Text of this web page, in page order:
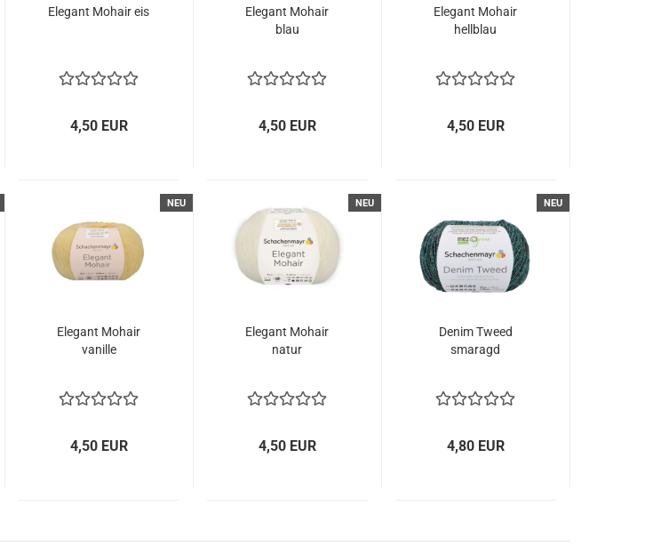
Elegant Mohair eis
4,50 EUR
Elegant Mohair
blau
4,50 EUR
Elegant Mohair
hellblau
4,50 EUR
NEU
Elegant Mohair
vanille
4,50 EUR
NEU
Elegant Mohair
natur
4,50 EUR
NEU
Denim Tweed
smaragd
4,80 EUR